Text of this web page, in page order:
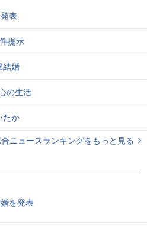
表
提示
結婚
の生活
たか
ニュースランキングをもっと見る
を発表